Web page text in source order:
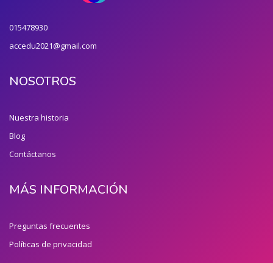
015478930
accedu2021@gmail.com
NOSOTROS
Nuestra historia
Blog
Contáctanos
MÁS INFORMACIÓN
Preguntas frecuentes
Políticas de privacidad